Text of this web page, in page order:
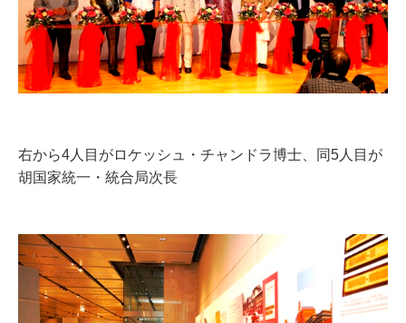
右から4人目がロケッシュ・チャンドラ博士、同5人目が
胡国家統一・統合局次長